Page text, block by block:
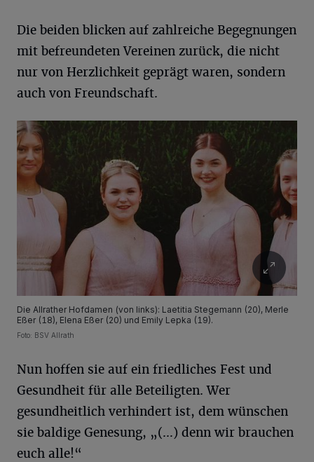
Die beiden blicken auf zahlreiche Begegnungen
mit befreundeten Vereinen zurück, die nicht
nur von Herzlichkeit geprägt waren, sondern
auch von Freundschaft.
Die Allrather Hofdamen (von links): Laetitia Stegemann (20), Merle
Eßer (18), Elena Eßer (20) und Emily Lepka (19).
Foto: BSV Allrath
Nun hoffen sie auf ein friedliches Fest und
Gesundheit für alle Beteiligten. Wer
gesundheitlich verhindert ist, dem wünschen
sie baldige Genesung, „(…) denn wir brauchen
euch alle!“